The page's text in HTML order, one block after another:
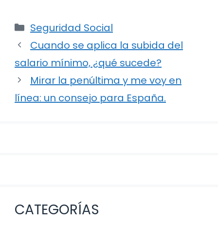
Categorías
Seguridad Social
Navegación
de
entradas
Cuando se aplica la subida del
salario mínimo, ¿qué sucede?
Mirar la penúltima y me voy en
línea: un consejo para España.
CATEGORÍAS